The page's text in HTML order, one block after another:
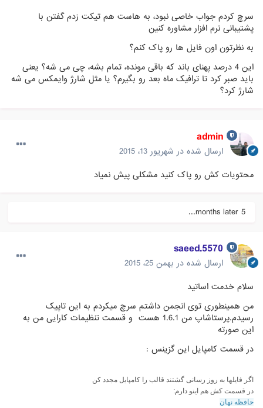
سرچ کردم جواب خاصی نبود، به هاست هم تیکت زدم گفتن با
پشتیبانی نرم افزار مشاوره کنین
به نظرتون اون فایل ها رو پاک کنم؟
این 4 درصد پهنای باند که باقی مونده، تمام بشه، چی می شه؟ یعنی
باید صبر کرد تا ترافیک ماه بعد رو بگیرم؟ یا مثل شارژ وایمکس می شه
شارژ کرد؟
admin
ارسال شده در شهریور 13، 2015
محتویات کش رو پاک کنید مشکلی پیش نمیاد
5 months later...
saeed.5570
ارسال شده در بهمن 25، 2015
سلام خدمت اساتید
من همینطوری توی انجمن داشتم سرچ میکردم به این تاپیک
رسیدم.پرستاشاپ من 1.6.1 هست و قسمت تنظیمات کارایی من به
این صورته
در قسمت کامپایل این گزینس :
اگر فایل‎ها به روز رسانی گشتند قالب را کامپایل مجدد کن
در قسمت کش هم اینو دارم:
حافظه نهان